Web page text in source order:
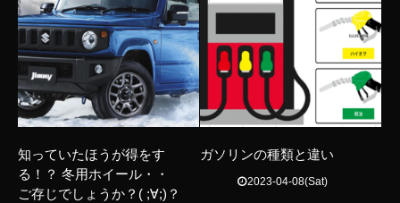
知っていたほうが得をす
る！？ 冬用ホイール・・
ご存じでしょうか？( ;∀;)？
ガソリンの種類と違い
2023-04-08(Sat)